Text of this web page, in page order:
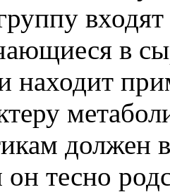
в
находит
должен
он тесно